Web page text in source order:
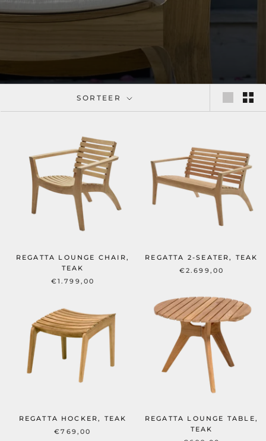
SORTEER
REGATTA LOUNGE CHAIR,
TEAK
€1.799,00
REGATTA 2-SEATER, TEAK
€2.699,00
REGATTA HOCKER, TEAK
€769,00
REGATTA LOUNGE TABLE,
TEAK